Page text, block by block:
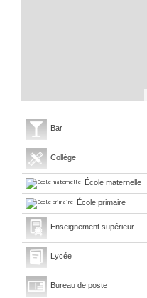
Bar
Collège
École maternelle
École primaire
Enseignement supérieur
Lycée
Bureau de poste